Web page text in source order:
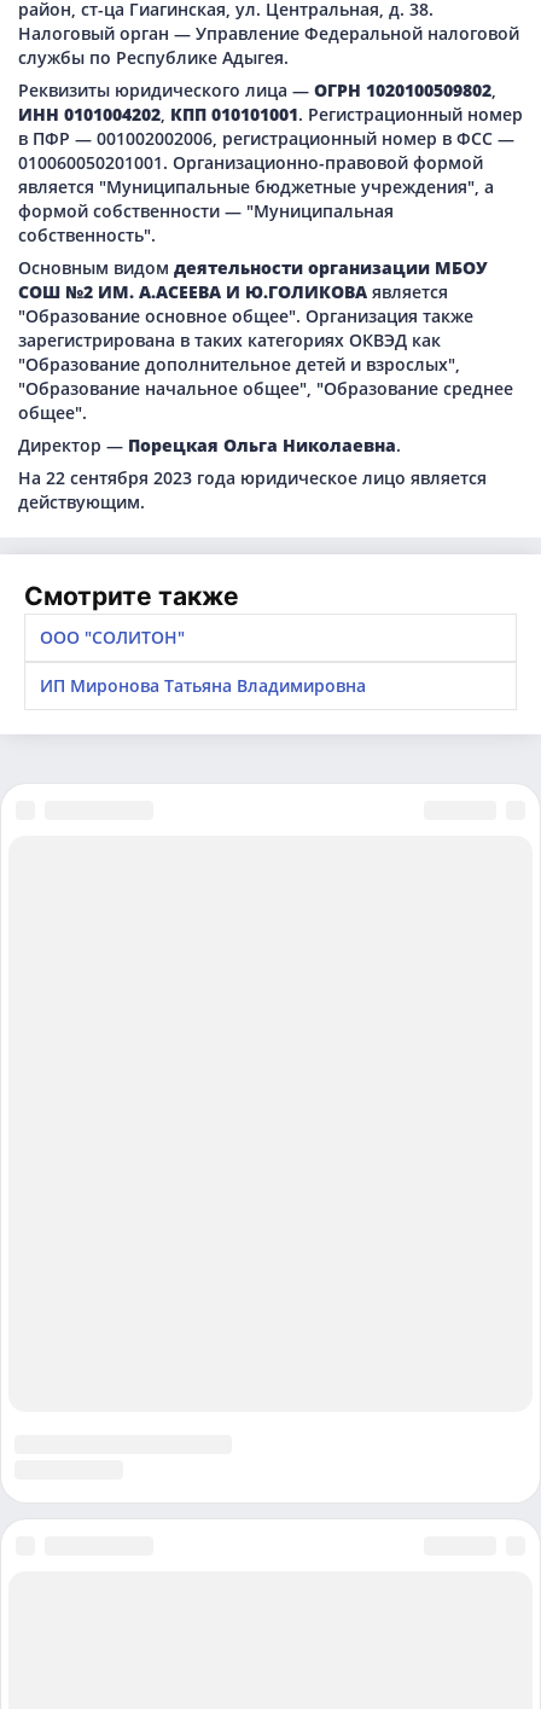
район, ст-ца Гиагинская, ул. Центральная, д. 38.
Налоговый орган — Управление Федеральной налоговой
службы по Республике Адыгея.
Реквизиты юридического лица — ОГРН 1020100509802,
ИНН 0101004202, КПП 010101001. Регистрационный номер
в ПФР — 001002002006, регистрационный номер в ФСС —
010060050201001. Организационно-правовой формой
является "Муниципальные бюджетные учреждения", а
формой собственности — "Муниципальная
собственность".
Основным видом деятельности организации МБОУ
СОШ №2 ИМ. А.АСЕЕВА И Ю.ГОЛИКОВА является
"Образование основное общее". Организация также
зарегистрирована в таких категориях ОКВЭД как
"Образование дополнительное детей и взрослых",
"Образование начальное общее", "Образование среднее
общее".
Директор — Порецкая Ольга Николаевна.
На 22 сентября 2023 года юридическое лицо является
действующим.
Смотрите также
ООО "СОЛИТОН"
ИП Миронова Татьяна Владимировна